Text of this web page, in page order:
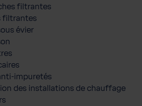
filtrantes
filtrantes
évier
impuretés
des installations de chauffage